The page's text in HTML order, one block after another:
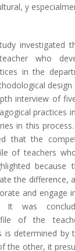
y
investigated
who
in the
design
interview of
practices
in this
that the
of teachers
because
the difference,
and engage
It was
of the
is determined
the other, it